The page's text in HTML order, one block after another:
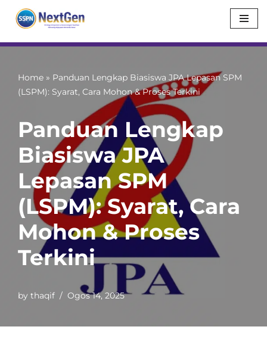
Skip
to
Home » Panduan Lengkap Biasiswa JPA Lepasan SPM
(LSPM): Syarat, Cara Mohon & Proses Terkini
Panduan Lengkap
Biasiswa JPA
Lepasan SPM
(LSPM): Syarat, Cara
Mohon & Proses
Terkini
by thaqif Ogos 14, 2025